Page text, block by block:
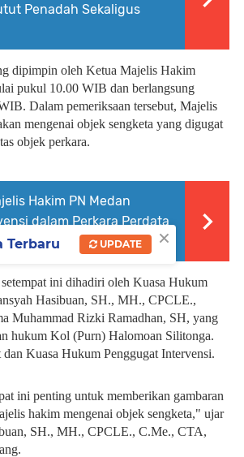
Penadah Sekaligus
dipimpin oleh Ketua Majelis Hakim
pukul 10.00 WIB dan berlangsung
Dalam pemeriksaan tersebut, Majelis
mengenai objek sengketa yang digugat
objek perkara.
Hakim PN Medan
dalam Perkara Perdata
Silitonga
ini dihadiri oleh Kuasa Hukum
Hasibuan, SH., MH., CPCLE.,
Muhammad Rizki Ramadhan, SH, yang
hukum Kol (Purn) Halomoan Silitonga.
Kuasa Hukum Penggugat Intervensi.
ini penting untuk memberikan gambaran
hakim mengenai objek sengketa," ujar
SH., MH., CPCLE., C.Me., CTA,
×
Terbaru UPDATE